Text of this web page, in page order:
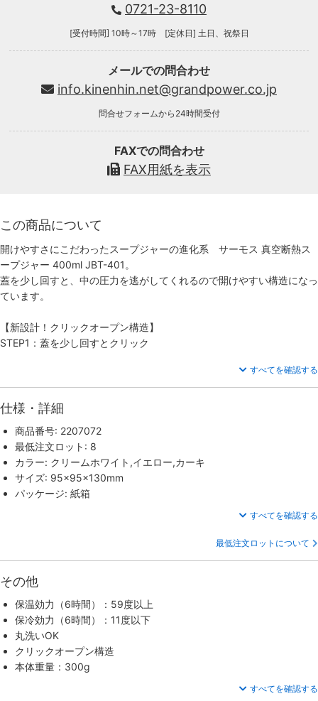
0721-23-8110
[受付時間] 10時～17時 [定休日] 土日、祝祭日
メールでの問合わせ
info.kinenhin.net@grandpower.co.jp
問合せフォームから24時間受付
FAXでの問合わせ
FAX用紙を表示
この商品について
開けやすさにこだわったスープジャーの進化系 サーモス 真空断熱ス
ープジャー 400ml JBT-401。
蓋を少し回すと、中の圧力を逃がしてくれるので開けやすい構造になっ
ています。
【新設計！クリックオープン構造】
STEP1：蓋を少し回すとクリック
すべてを確認する
仕様・詳細
商品番号: 2207072
最低注文ロット: 8
カラー: クリームホワイト,イエロー,カーキ
サイズ: 95×95×130mm
パッケージ: 紙箱
すべてを確認する
最低注文ロットについて
その他
保温効力（6時間）：59度以上
保冷効力（6時間）：11度以下
丸洗いOK
クリックオープン構造
本体重量：300g
すべてを確認する